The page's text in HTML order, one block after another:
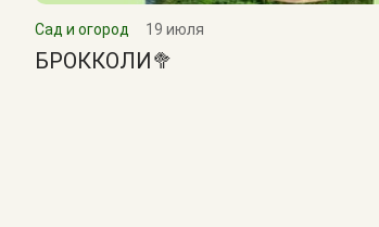
Сад и огород 19 июля
БРОККОЛИ🥦